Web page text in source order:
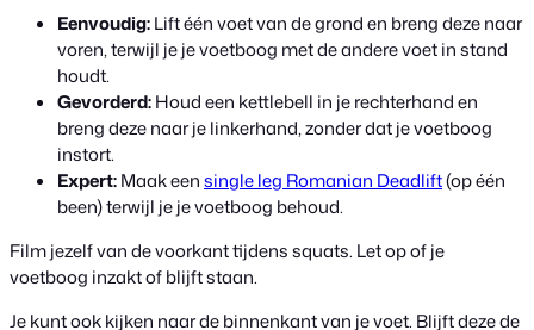
Eenvoudig:Lift één voet van de grond en breng deze naar
voren, terwijl je je voetboog met de andere voet in stand
houdt.
Gevorderd:Houd een kettlebell in je rechterhand en
breng deze naar je linkerhand, zonder dat je voetboog
instort.
Expert:Maak eensingle leg Romanian Deadlift(op één
been) terwijl je je voetboog behoud.
Film jezelf van de voorkant tijdens squats. Let op of je
voetboog inzakt of blijft staan.
Je kunt ook kijken naar de binnenkant van je voet. Blijft deze de